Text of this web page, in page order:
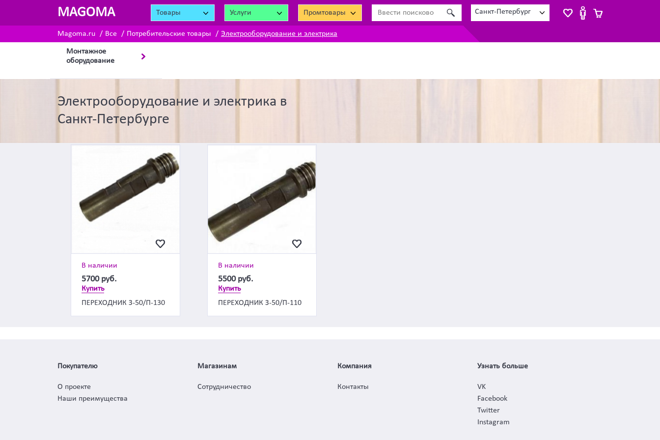
MAGOMA Товары Услуги Промтовары Санкт-Петербург
Magoma.ru Все Потребительские товары Электрооборудование и электрика
Монтажное
оборудование
Электрооборудование и электрика в
Санкт-Петербурге
В наличии
5700 руб.
Купить
ПЕРЕХОДНИК З-50/П-130
В наличии
5500 руб.
Купить
ПЕРЕХОДНИК З-50/П-110
Покупателю
О проекте
Наши преимущества
Магазинам
Сотрудничество
Компания
Контакты
Узнать больше
VK
Facebook
Twitter
Instagram